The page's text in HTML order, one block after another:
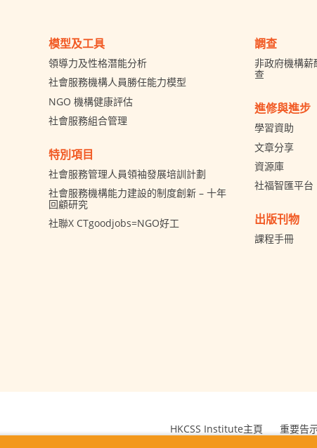
模型及工具
領導力及性格潛能分析
社會服務機構人員勝任能力模型
NGO 機構健康評估
社會服務組合管理
特別項目
社會服務管理人員領袖發展培訓計劃
社會服務機構能力建設的制度創新 – 十年
回顧研究
社聯X CTgoodjobs=NGO好工
調查
非政府機構薪
查
進修與進步
學習資助
文章分享
資源庫
社福智匯平台
出版刊物
課程手冊
HKCSS Institute主頁 重要告